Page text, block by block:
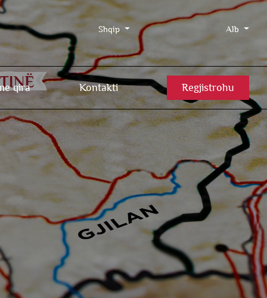
Shqip Alb
qira Kontakti Regjistrohu